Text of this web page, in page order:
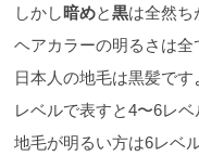
しかし暗めと黒は全然ち
ヘアカラーの明るさは
日本人の地毛は黒髪です
レベルで表すと4〜6レベ
地毛が明るい方は6レベ